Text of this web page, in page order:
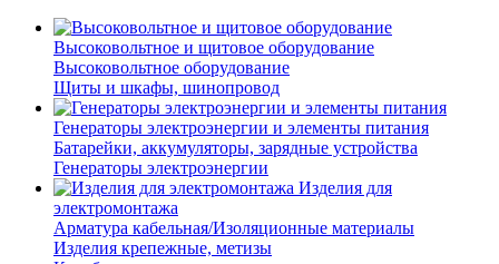
Высоковольтное и щитовое оборудование
Высоковольтное оборудование
Щиты и шкафы, шинопровод
Генераторы электроэнергии и элементы питания
Батарейки, аккумуляторы, зарядные устройства
Генераторы электроэнергии
Изделия для
электромонтажа
Арматура кабельная/Изоляционные материалы
Изделия крепежные, метизы